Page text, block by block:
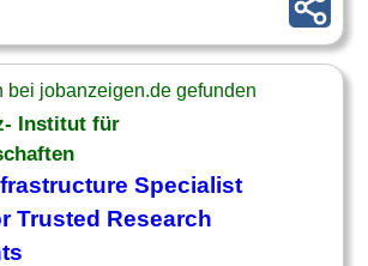
bei jobanzeigen.de gefunden
Institut für
Specialist
Trusted Research